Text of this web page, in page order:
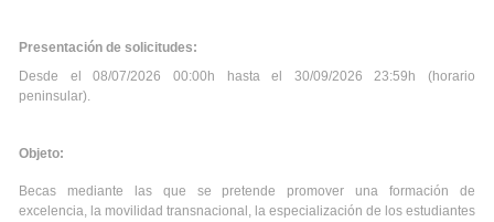
Presentación de solicitudes:
Desde el 08/07/2026 00:00h hasta el 30/09/2026 23:59h (horario
peninsular).
Objeto:
Becas mediante las que se pretende promover una formación de
excelencia, la movilidad transnacional, la especialización de los estudiantes